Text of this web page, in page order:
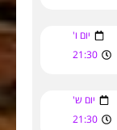
יום ו'
21:30
יום ש'
21:30